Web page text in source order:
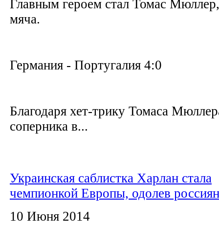
Главным героем стал Томас
мяча.
Германия - Португалия 4:0
Благодаря хет-трику Томаса
соперника в...
Украинская саблистка Харлан стала
чемпионкой Европы, одолев
10 Июня 2014